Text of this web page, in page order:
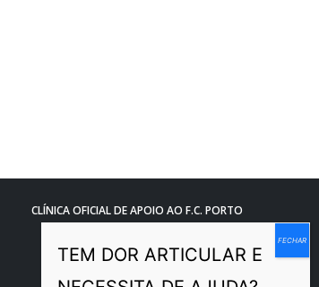
CLÍNICA OFICIAL DE APOIO AO F.C. PORTO